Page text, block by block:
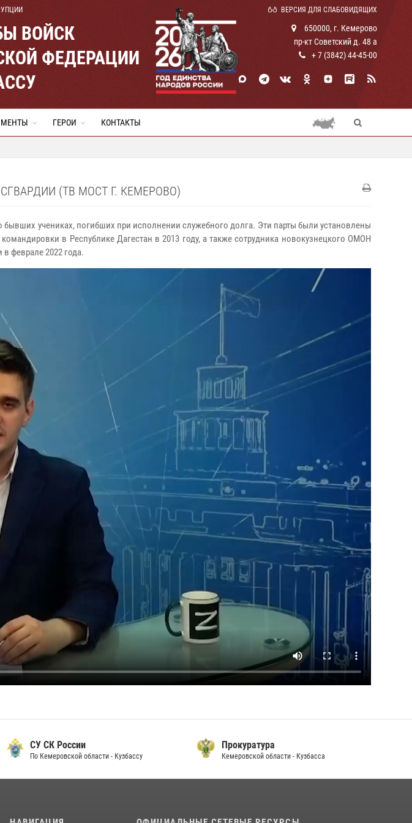
ВЕРСИЯ ДЛЯ СЛАБОВИДЯЩИХ
ВОЙСК
ФЕДЕРАЦИИ
650000, г. Кемерово
пр-кт Советский д. 48 а
+ 7 (3842) 44-45-00
ГЕРОИ КОНТАКТЫ
(ТВ МОСТ Г. КЕМЕРОВО)
учениках, погибших при исполнении служебного долга. Эти парты были установлены
в Республике Дагестан в 2013 году, а также сотрудника новокузнецкого ОМОН
феврале 2022 года.
СУ СК России
По Кемеровской области - Кузбассу
Прокуратура
Кемеровской области - Кузбасса